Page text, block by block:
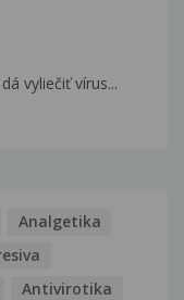
vyliečiť vírus...
Analgetika
Antivirotika